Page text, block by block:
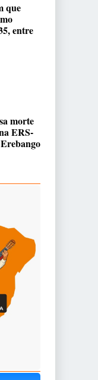
que
entre
morte
ERS-